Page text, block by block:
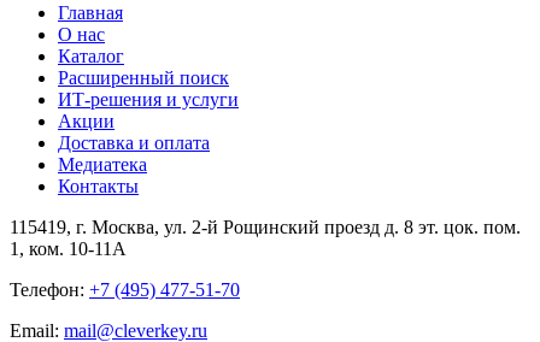
Главная
О нас
Каталог
Расширенный поиск
ИТ-решения и услуги
Акции
Доставка и оплата
Медиатека
Контакты
115419, г. Москва, ул. 2-й Рощинский проезд д. 8 эт. цок. пом.
1, ком. 10-11А
Телефон: +7 (495) 477-51-70
Email: mail@cleverkey.ru